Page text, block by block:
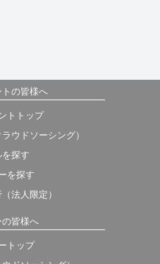
の皆様へ
トトップ
ウドソーシング）
を探す
を探す
法人限定）
の皆様へ
トップ